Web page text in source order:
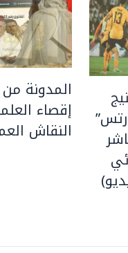
المدونة
إقصاء
النقاش